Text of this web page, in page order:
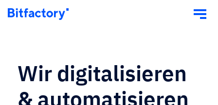
Bauwesen
Services
Wir digitalisieren
& automatisieren